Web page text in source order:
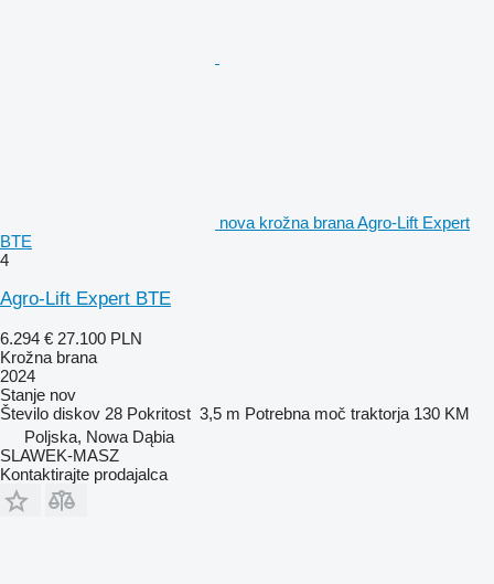
nova krožna brana Agro-Lift Expert
BTE
4
Agro-Lift Expert BTE
6.294 € 27.100 PLN
Krožna brana
2024
Stanje nov
Število diskov 28 Pokritost 3,5 m Potrebna moč traktorja 130 KM
Poljska, Nowa Dąbia
SLAWEK-MASZ
Kontaktirajte prodajalca